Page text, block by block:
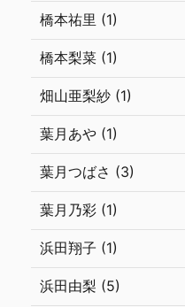
橋本祐里 (1)
橋本梨菜 (1)
畑山亜梨紗 (1)
葉月あや (1)
葉月つばさ (3)
葉月乃彩 (1)
浜田翔子 (1)
浜田由梨 (5)